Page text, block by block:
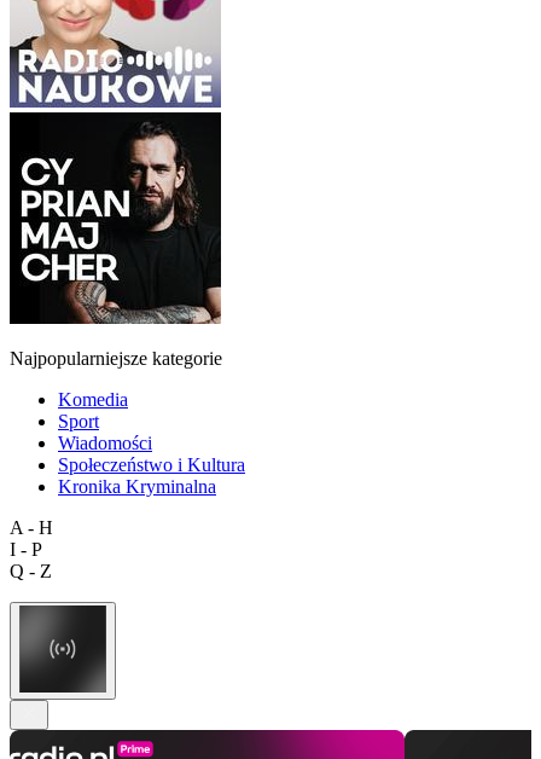
Najpopularniejsze kategorie
Komedia
Sport
Wiadomości
Społeczeństwo i Kultura
Kronika Kryminalna
A - H
I - P
Q - Z